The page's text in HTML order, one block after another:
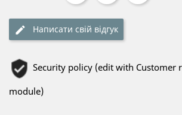
Написати свій відгук
Security policy (edit with Customer
module)